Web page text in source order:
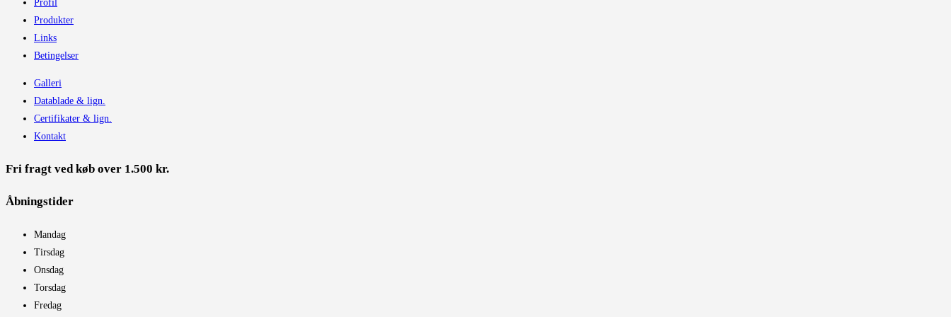
Profil
Produkter
Links
Betingelser
Galleri
Datablade & lign.
Certifikater & lign.
Kontakt
Fri fragt ved køb over 1.500 kr.
Åbningstider​
Mandag
Tirsdag
Onsdag
Torsdag
Fredag